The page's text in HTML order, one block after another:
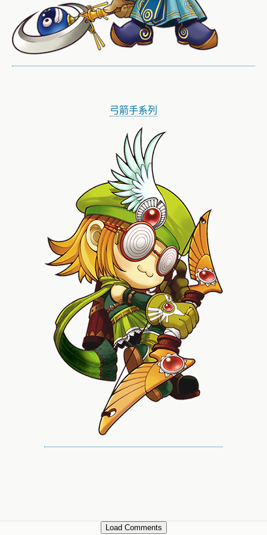
弓箭手系列
Load Comments